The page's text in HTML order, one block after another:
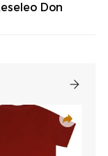
Don